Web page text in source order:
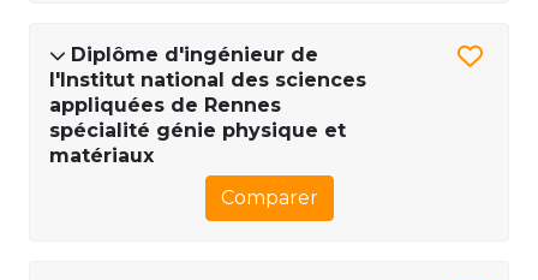
Diplôme d'ingénieur de
l'Institut national des sciences
appliquées de Rennes
spécialité génie physique et
matériaux
Comparer